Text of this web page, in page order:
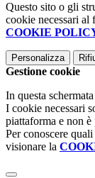
Questo sito o gli
cookie necessari
COOKIE
Personalizza
Gestione cookie
In questa
I cookie necessari
piattaforma e non
Per conoscere
visionare la